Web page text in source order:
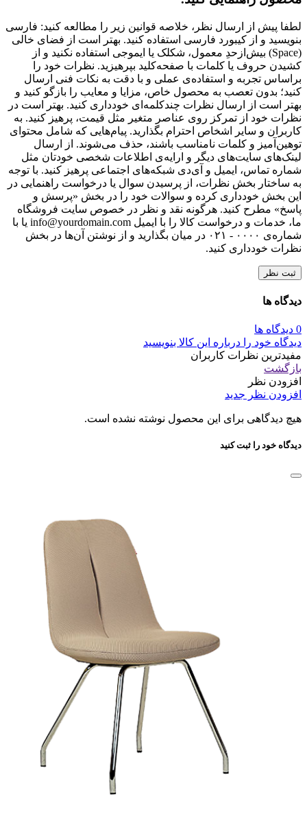
لطفا پیش از ارسال نظر، خلاصه قوانین زیر را مطالعه کنید: فارسی
بنویسید و از کیبورد فارسی استفاده کنید. بهتر است از فضای خالی
(Space) بیش‌از‌حدِ معمول، شکلک یا ایموجی استفاده نکنید و از
کشیدن حروف یا کلمات با صفحه‌کلید بپرهیزید. نظرات خود را
براساس تجربه و استفاده‌ی عملی و با دقت به نکات فنی ارسال
کنید؛ بدون تعصب به محصول خاص، مزایا و معایب را بازگو کنید و
بهتر است از ارسال نظرات چندکلمه‌‌ای خودداری کنید. بهتر است در
نظرات خود از تمرکز روی عناصر متغیر مثل قیمت، پرهیز کنید. به
کاربران و سایر اشخاص احترام بگذارید. پیام‌هایی که شامل محتوای
توهین‌آمیز و کلمات نامناسب باشند، حذف می‌شوند. از ارسال
لینک‌های سایت‌های دیگر و ارایه‌ی اطلاعات شخصی خودتان مثل
شماره تماس، ایمیل و آی‌دی شبکه‌های اجتماعی پرهیز کنید. با توجه
به ساختار بخش نظرات، از پرسیدن سوال یا درخواست راهنمایی در
این بخش خودداری کرده و سوالات خود را در بخش «پرسش و
پاسخ» مطرح کنید. هرگونه نقد و نظر در خصوص سایت فروشگاه
ما، خدمات و درخواست کالا را با ایمیل info@yourdomain.com یا با
شماره‌ی ۰۰۰۰ - ۰۲۱ در میان بگذارید و از نوشتن آن‌ها در بخش
نظرات خودداری کنید.
ثبت نظر
دیدگاه ها
0 دیدگاه ها
دیدگاه خود را درباره این کالا بنویسید
مفیدترین نظرات کاربران
بازگشت
افزودن نظر
افزودن نظر جدید
هیچ دیدگاهی برای این محصول نوشته نشده است.
دیدگاه خود را ثبت کنید